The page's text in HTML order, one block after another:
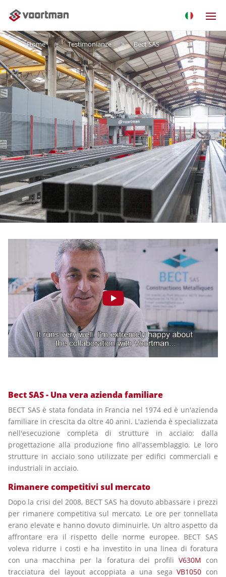
Home Testimonianze Bect SAS
Bect SAS - Una vera azienda familiare
BECT SAS è stata fondata in Francia nel 1974 ed è un'azienda
familiare in crescita da oltre 40 anni. L'azienda è specializzata
nell'esecuzione completa di strutture in acciaio: dalla
progettazione alla produzione fino all'assemblaggio. Le loro
strutture in acciaio sono utilizzate per edifici commerciali e
industriali in acciaio.
Rimanere competitivi sul mercato
Dopo la crisi del 2008, BECT SAS ha dovuto abbassare i prezzi
per rimanere competitiva sul mercato. Le ore per tonnellata
erano elevate e hanno dovuto diminuirle. Un altro aspetto da
affrontare era il rispetto delle norme europee. BECT SAS
voleva ridurre i costi e ha investito in una linea di foratura
con una macchina per la foratura dei profili V630M con
tracciatura del layout accoppiata a una segaVB1050 con